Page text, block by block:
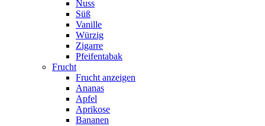
Nuss
Süß
Vanille
Würzig
Zigarre
Pfeifentabak
Frucht
Frucht anzeigen
Ananas
Apfel
Aprikose
Bananen